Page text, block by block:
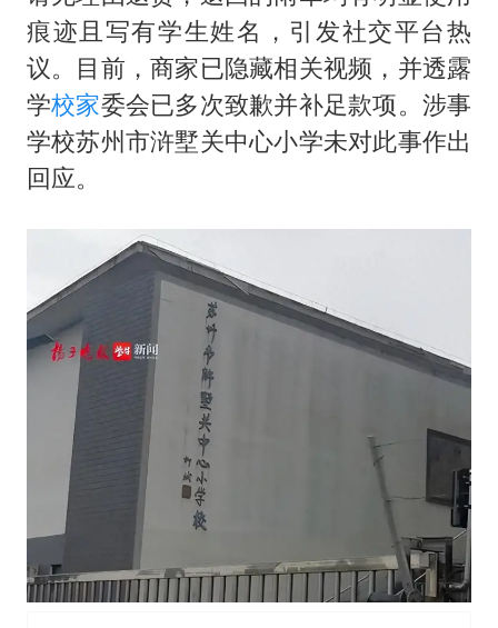
痕迹且写有学生姓名，引发社交平台热
议。目前，商家已隐藏相关视频，并透露
学校家委会已多次致歉并补足款项。涉事
学校苏州市浒墅关中心小学未对此事作出
回应。